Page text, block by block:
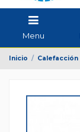
Menu
Inicio Calefacción